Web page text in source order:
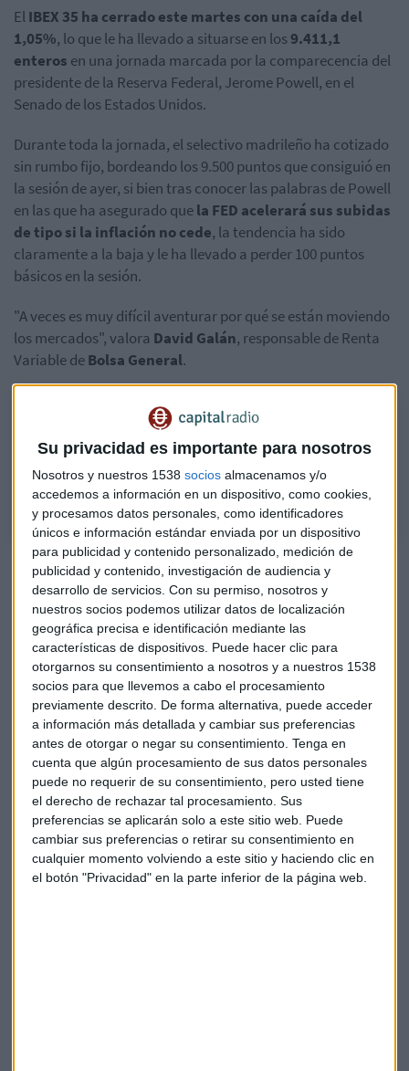
Su privacidad es importante para nosotros
Nosotros y nuestros 1538 socios almacenamos y/o
accedemos a información en un dispositivo, como cookies,
y procesamos datos personales, como identificadores
únicos e información estándar enviada por un dispositivo
para publicidad y contenido personalizado, medición de
publicidad y contenido, investigación de audiencia y
desarrollo de servicios. Con su permiso, nosotros y
nuestros socios podemos utilizar datos de localización
geográfica precisa e identificación mediante las
características de dispositivos. Puede hacer clic para
otorgarnos su consentimiento a nosotros y a nuestros 1538
socios para que llevemos a cabo el procesamiento
previamente descrito. De forma alternativa, puede acceder
a información más detallada y cambiar sus preferencias
antes de otorgar o negar su consentimiento. Tenga en
cuenta que algún procesamiento de sus datos personales
puede no requerir de su consentimiento, pero usted tiene
el derecho de rechazar tal procesamiento. Sus
preferencias se aplicarán solo a este sitio web. Puede
cambiar sus preferencias o retirar su consentimiento en
cualquier momento volviendo a este sitio y haciendo clic en
el botón "Privacidad" en la parte inferior de la página web.
ElIBEX 35 ha cerrado este martes con una caída del
1,05%, lo que le ha llevado a situarse en los9.411,1
enteros en una jornada marcada por la comparecencia del
presidente de la Reserva Federal, Jerome Powell, en el
Senado de los Estados Unidos.
Durante toda la jornada, el selectivo madrileño ha cotizado
sin rumbo fijo, bordeando los 9.500 puntos que consiguió en
la sesión de ayer, si bien tras conocer las palabras de Powell
en las que ha asegurado quela FED acelerará sus subidas
de tipo si la inflación no cede, la tendencia ha sido
claramente a la baja y le ha llevado a perder 100 puntos
básicos en la sesión.
"A veces es muy difícil aventurar por qué se están moviendo
los mercados", valora David Galán, responsable de Renta
Variable deBolsa General.
Consultorio de Bolsa | Mercado Abierto [07.03.2023]
Mercado Abierto con David Galán, responsable de Renta Variable de
Bolsa General
Escucha el consultorio completo en este podcast de Mercado
Abierto:
¿Cómo interpretar la vela del Santander tras
los resultados?
Analizamos el comportamiento de la bolsa en el